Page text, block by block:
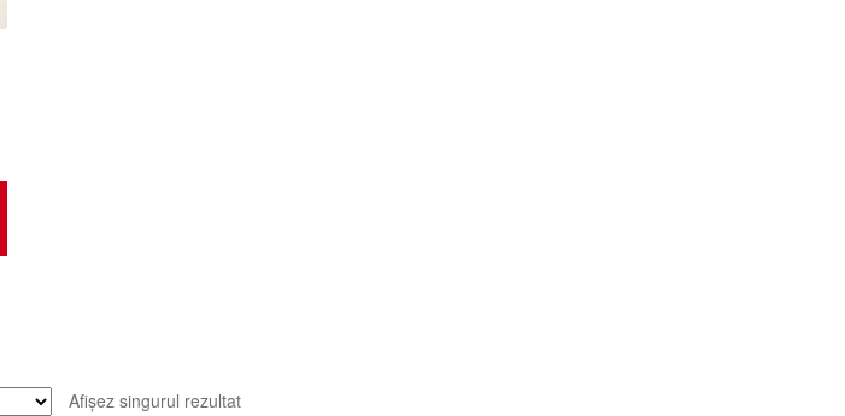
Afișez singurul rezultat